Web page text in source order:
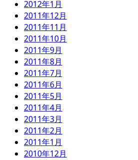
2012年1月
2011年12月
2011年11月
2011年10月
2011年9月
2011年8月
2011年7月
2011年6月
2011年5月
2011年4月
2011年3月
2011年2月
2011年1月
2010年12月